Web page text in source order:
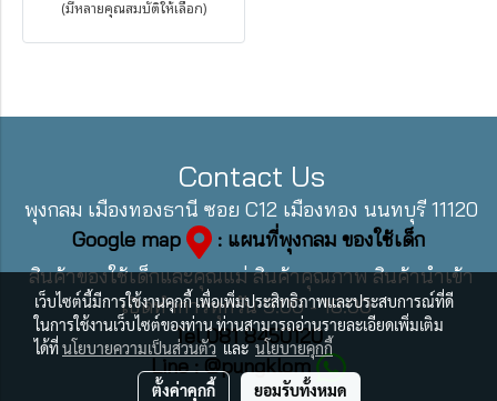
(มีหลายคุณสมบัติให้เลือก)
Contact Us
พุงกลม เมืองทองธานี ซอย C12 เมืองทอง นนทบุรี 11120
Google map
: แผนที่พุงกลม ของใช้เด็ก
สินค้าของใช้เด็กและคุณแม่ สินค้าคุณภาพ สินค้านำเข้า
เปิดทำการทุกวัน 9:00 - 18:00
Tel 081 8450120
Line : @pungklom
เว็บไซต์นี้มีการใช้งานคุกกี้ เพื่อเพิ่มประสิทธิภาพและประสบการณ์ที่ดี
ในการใช้งานเว็บไซต์ของท่าน ท่านสามารถอ่านรายละเอียดเพิ่มเติม
ได้ที่นโยบายความเป็นส่วนตัวและนโยบายคุกกี้
ตั้งค่าคุกกี้ ยอมรับทั้งหมด